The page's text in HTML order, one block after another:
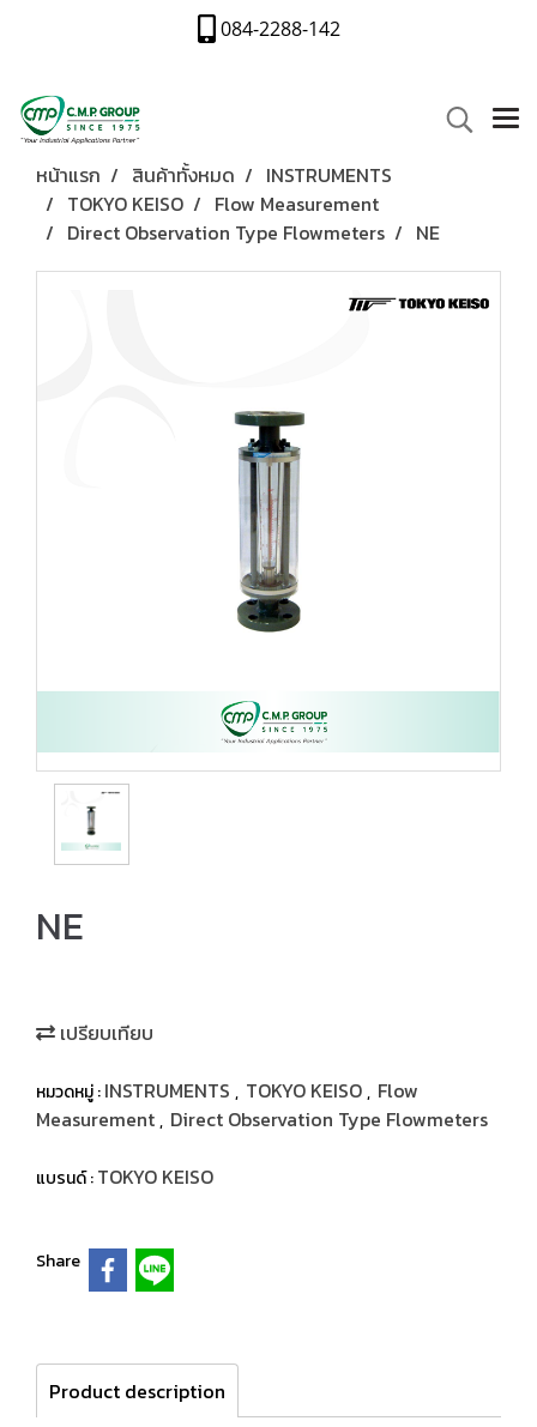
084-2288-142
หน้าแรก สินค้าทั้งหมด
INSTRUMENTS
TOKYO KEISO
Flow Measurement
Direct Observation Type Flowmeters
NE
NE
เปรียบเทียบ
หมวดหมู่ :INSTRUMENTS , TOKYO KEISO, Flow
Measurement, Direct Observation Type Flowmeters
แบรนด์ :TOKYO KEISO
Share
Product description